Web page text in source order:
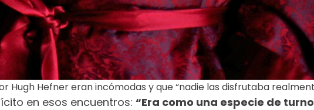
Hugh Hefner eran incómodas y que “nadie las disfrutaba
en esos encuentros: “Era como una especie de